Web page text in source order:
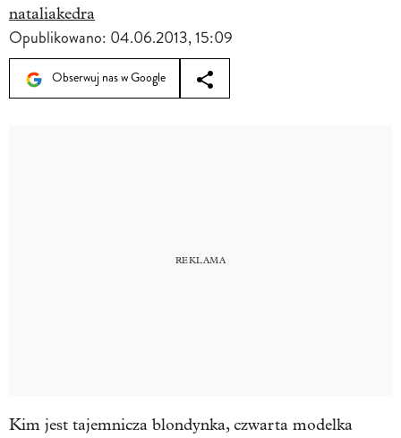
nataliakedra
Opublikowano: 04.06.2013, 15:09
Obserwuj nas w Google
Kim jest tajemnicza blondynka, czwarta modelka